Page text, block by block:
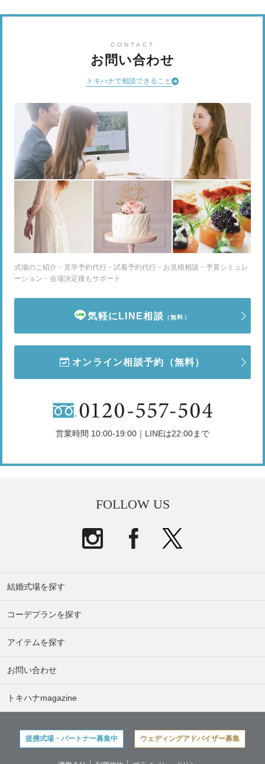
CONTACT
お問い合わせ
トキハナで相談できること
式場のご紹介・見学予約代行・試着予約代行・お見積相談・予算シミュレ
ーション・会場決定後もサポート
気軽にLINE相談 （無料）
オンライン相談予約 （無料）
営業時間 10:00-19:00｜LINEは22:00まで
FOLLOW US
結婚式場を探す
コーデプランを探す
アイテムを探す
お問い合わせ
トキハナmagazine
提携式場・パートナー募集中 ウェディングアドバイザー募集